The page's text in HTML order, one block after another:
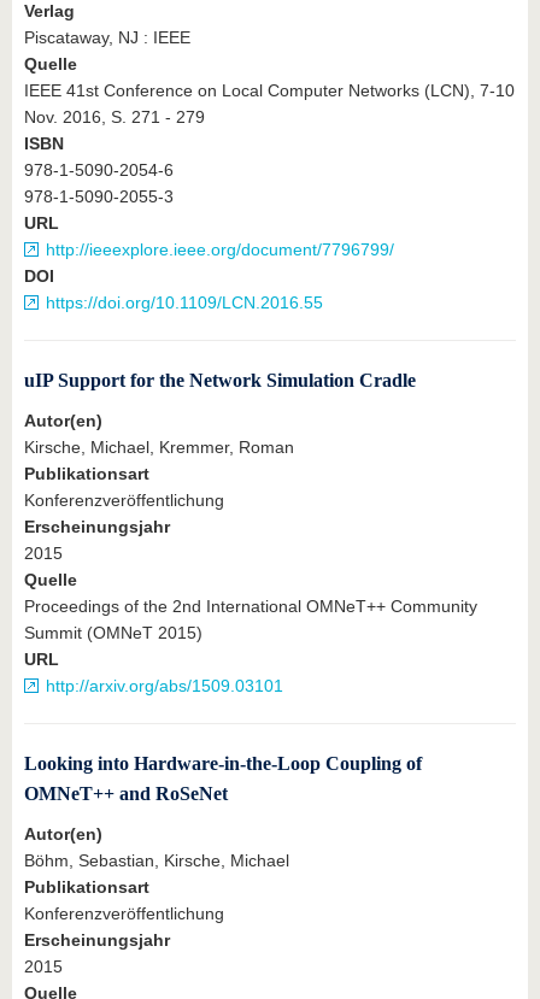
Verlag
Piscataway, NJ : IEEE
Quelle
IEEE 41st Conference on Local Computer Networks (LCN), 7-10
Nov. 2016, S. 271 - 279
ISBN
978-1-5090-2054-6
978-1-5090-2055-3
URL
http://ieeexplore.ieee.org/document/7796799/
DOI
https://doi.org/10.1109/LCN.2016.55
uIP Support for the Network Simulation Cradle
Autor(en)
Kirsche, Michael, Kremmer, Roman
Publikationsart
Konferenzveröffentlichung
Erscheinungsjahr
2015
Quelle
Proceedings of the 2nd International OMNeT++ Community
Summit (OMNeT 2015)
URL
http://arxiv.org/abs/1509.03101
Looking into Hardware-in-the-Loop Coupling of
OMNeT++ and RoSeNet
Autor(en)
Böhm, Sebastian, Kirsche, Michael
Publikationsart
Konferenzveröffentlichung
Erscheinungsjahr
2015
Quelle